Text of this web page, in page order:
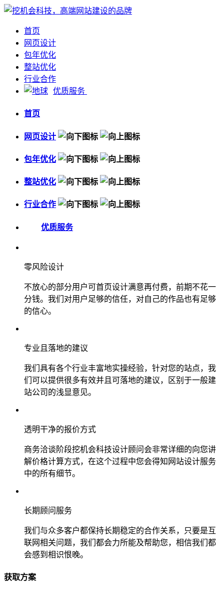
首页
网页设计
包年优化
整站优化
行业合作
优质服务
首页
网页设计
包年优化
整站优化
行业合作
优质服务
零风险设计
不放心的部分用户可首页设计满意再付费，前期不花一
分钱。我们对用户足够的信任，对自己的作品也有足够
的信心。
专业且落地的建议
我们具有各个行业丰富地实操经验，针对您的站点，我
们可以提供很多有效并且可落地的建议，区别于一般建
站公司的浅显意见。
透明干净的报价方式
商务洽谈阶段挖机会科技设计顾问会非常详细的向您讲
解价格计算方式，在这个过程中您会得知网站设计服务
中的所有细节。
长期顾问服务
我们与众多客户都保持长期稳定的合作关系，只要是互
联网相关问题，我们都会力所能及帮助您，相信我们都
会感到相识恨晚。
获取方案